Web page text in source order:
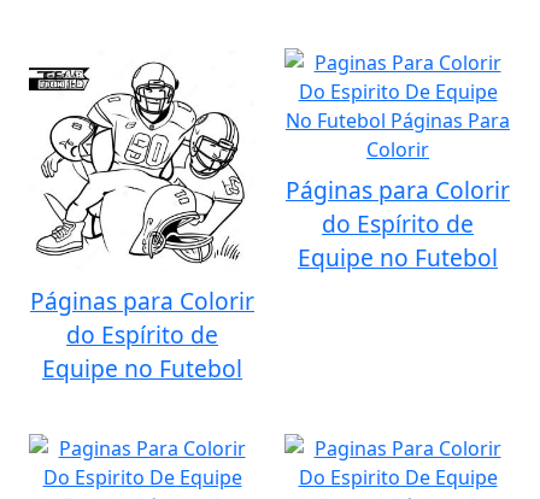
Páginas para Colorir
do Espírito de
Equipe no Futebol
Páginas para Colorir
do Espírito de
Equipe no Futebol